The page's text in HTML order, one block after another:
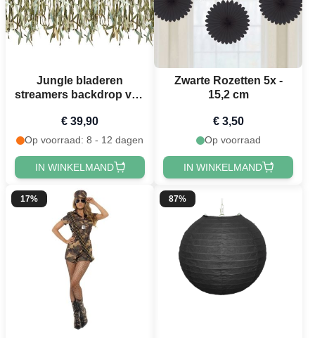
Jungle bladeren
streamers backdrop van
€ 39,90
Op voorraad: 8 - 12 dagen
IN WINKELMAND
Zwarte Rozetten 5x -
15,2 cm
€ 3,50
Op voorraad
IN WINKELMAND
17% 87%